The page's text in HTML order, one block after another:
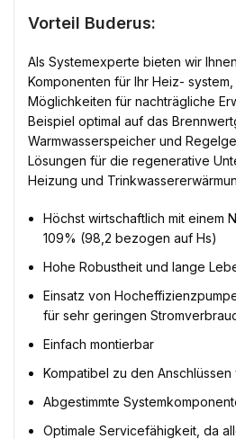
Vorteil Buderus:
Als Systemexperte bieten wir
Komponenten für Ihr Heiz-
Möglichkeiten für nachträgliche
Beispiel optimal auf das
Warmwasserspeicher und
Lösungen für die regenerative
Heizung und
Höchst wirtschaftlich mit einem
109% (98,2 bezogen auf Hs)
Hohe Robustheit und lange
Einsatz von
für sehr geringen
Einfach montierbar
Kompatibel zu den
Abgestimmte
Optimale Servicefähigkeit, da